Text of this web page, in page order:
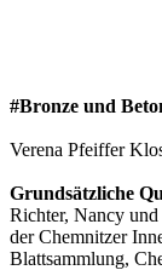
#Bronze und
Verena Pfeiffer
Grundsätzliche
Richter, Nancy
der Chemnitzer
Blattsammlung,